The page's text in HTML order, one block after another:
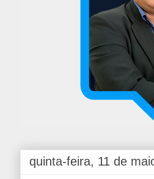
quinta-feira, 11 de